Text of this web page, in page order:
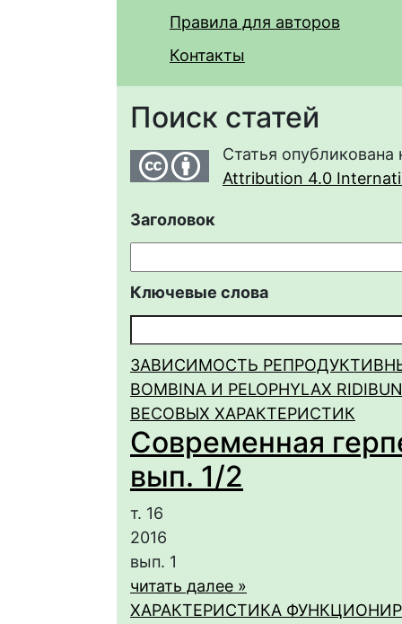
Правила для авторов
Контакты
Поиск статей
Статья
Attribution 4.0
Заголовок
Ключевые слова
ЗАВИСИМОСТЬ
BOMBINA И PELOPHYLAX
ВЕСОВЫХ ХАРАКТЕРИСТИК
Современная
вып. 1/2
т. 16
2016
вып. 1
читать далее »
ХАРАКТЕРИСТИКА